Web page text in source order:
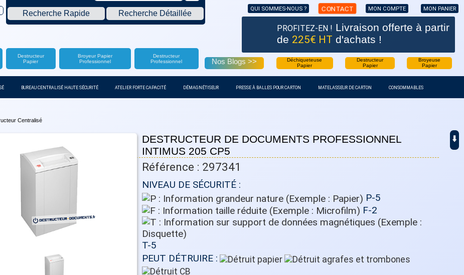
QUI SOMMES-NOUS ? CONTACT MON COMPTE MON PANIER
Recherche Rapide Recherche Détaillée
PROFITEZ-EN ! Livraison offerte à partir
de 225€ HT d'achats !
Destructeur
Papier
Broyeur Papier
Professionnel
Destructeur
Professionnel
Nos Blogs >>
Déchiqueteuse
Papier
Destructeur
Papier
Broyeuse
Papier
BUREAU CENTRALISÉ HAUTE SÉCURITÉ ATELIER FORTE CAPACITÉ DÉMAGNÉTISEUR PRESSE À BALLES POUR CARTON MATELASSEUR DE CARTON CONSOMMABLES
⬇️
Centralisé
DESTRUCTEUR DE DOCUMENTS PROFESSIONNEL
INTIMUS 205 CP5
Référence : 297341
NIVEAU DE SÉCURITÉ :
P-5
F-2
T-5
PEUT DÉTRUIRE :